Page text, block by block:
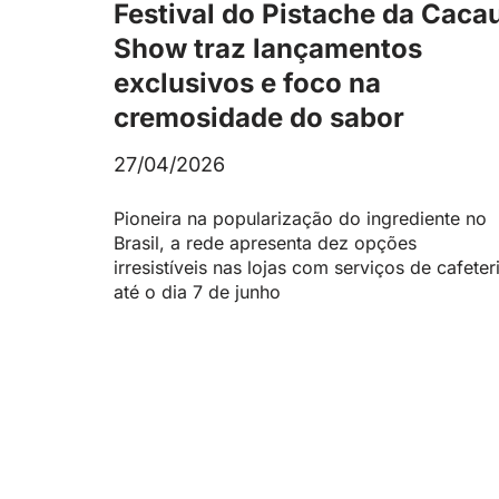
Festival do Pistache da
Show traz lançamentos
exclusivos e foco na
cremosidade do sabor
27/04/2026
Pioneira na popularização do ingrediente no
Brasil, a rede apresenta dez opções
irresistíveis nas lojas com serviços de
até o dia 7 de junho